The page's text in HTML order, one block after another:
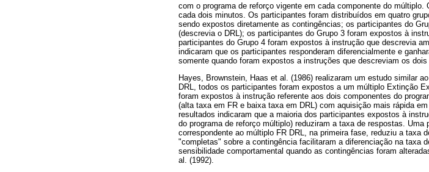
com o programa de reforço vigente em cada componente do múltiplo.
cada dois minutos. Os participantes foram distribuídos em quatro
sendo expostos diretamente as contingências; os participantes do
(descrevia o DRL); os participantes do Grupo 3 foram expostos à
participantes do Grupo 4 foram expostos à instrução que descrevia
indicaram que os participantes responderam diferencialmente e
somente quando foram expostos a instruções que descreviam os
Hayes, Brownstein, Haas et al. (1986) realizaram um estudo similar
DRL, todos os participantes foram expostos a um múltiplo Extinção
foram expostos à instrução referente aos dois componentes do
(alta taxa em FR e baixa taxa em DRL) com aquisição mais rápida
resultados indicaram que a maioria dos participantes expostos à
do programa de reforço múltiplo) reduziram a taxa de respostas.
correspondente ao múltiplo FR DRL, na primeira fase, reduziu a taxa
"completas" sobre a contingência facilitaram a diferenciação na taxa
sensibilidade comportamental quando as contingências foram
al. (1992).